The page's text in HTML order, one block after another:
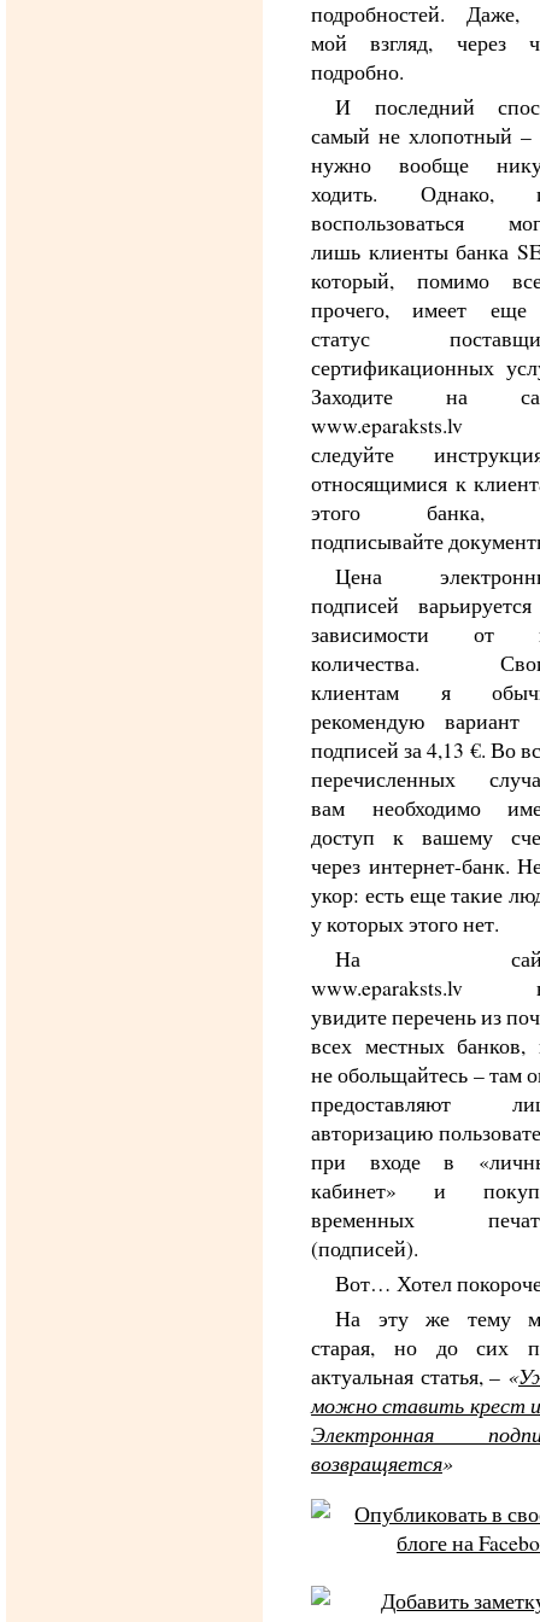
подробностей. Даже,
мой взгляд, через
подробно.
И последний
самый не хлопотный –
нужно вообще
ходить. Однако,
воспользоваться
лишь клиенты банка
который, помимо
прочего, имеет
статус
сертификационных
Заходите на
следуйте
относящимися к
этого банка,
подписывайте
Цена
подписей
зависимости от
количества.
клиентам я
рекомендую вариант
подписей за 4,13 €. Во
перечисленных
вам необходимо
доступ к вашему
через интернет-банк.
укор: есть еще такие
у которых этого нет.
На
www.eparaksts.lv
увидите перечень из
всех местных банков,
не обольщайтесь – там
предоставляют
авторизацию
при входе в
кабинет» и
временных
(подписей).
Вот… Хотел
На эту же тему
старая, но до сих
актуальная статья, – «
можно ставить крест
Электронная
возвращяется»